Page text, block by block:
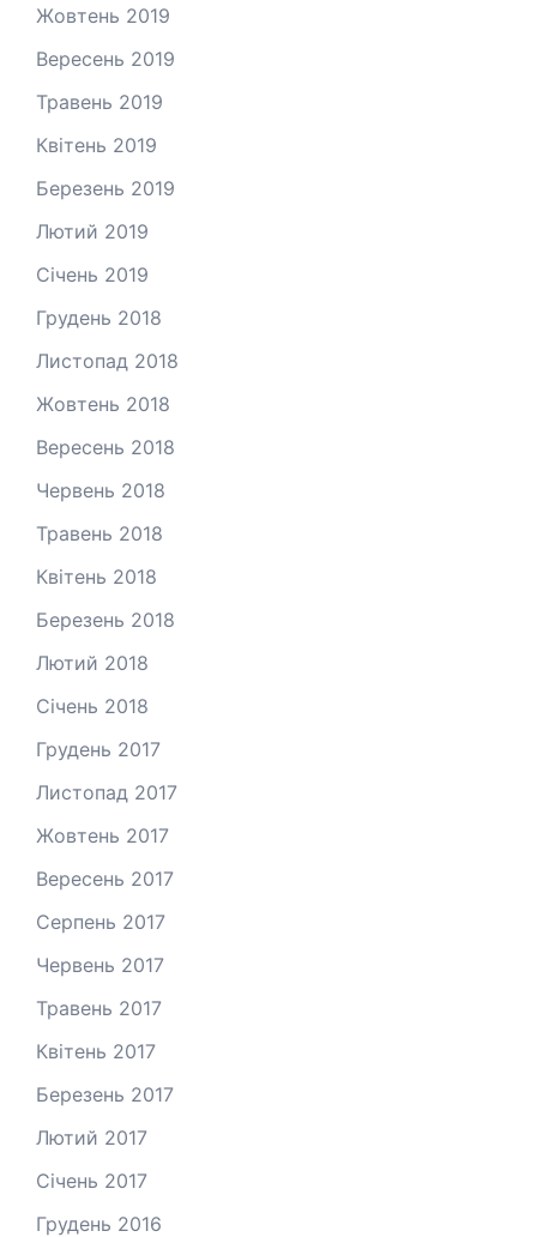
Жовтень 2019
Вересень 2019
Травень 2019
Квітень 2019
Березень 2019
Лютий 2019
Січень 2019
Грудень 2018
Листопад 2018
Жовтень 2018
Вересень 2018
Червень 2018
Травень 2018
Квітень 2018
Березень 2018
Лютий 2018
Січень 2018
Грудень 2017
Листопад 2017
Жовтень 2017
Вересень 2017
Серпень 2017
Червень 2017
Травень 2017
Квітень 2017
Березень 2017
Лютий 2017
Січень 2017
Грудень 2016